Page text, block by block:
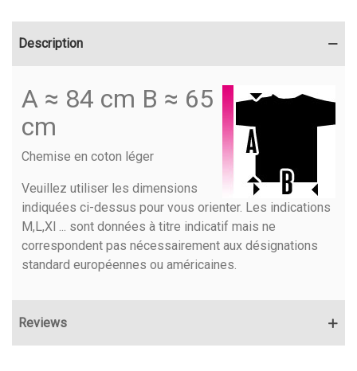
Description
A ≈ 84 cm B ≈ 65
cm
Chemise en coton léger
Veuillez utiliser les dimensions
indiquées ci-dessus pour vous orienter. Les indications
M,L,Xl ... sont données à titre indicatif mais ne
correspondent pas nécessairement aux désignations
standard européennes ou américaines.
Reviews